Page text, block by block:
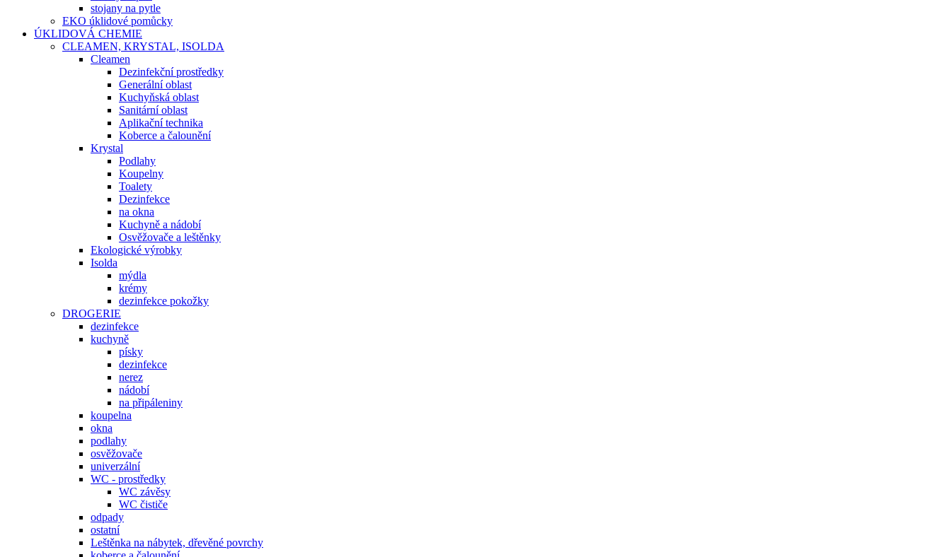
stojany na pytle
EKO úklidové pomůcky
ÚKLIDOVÁ CHEMIE
CLEAMEN, KRYSTAL, ISOLDA
Cleamen
Dezinfekční prostředky
Generální oblast
Kuchyňská oblast
Sanitární oblast
Aplikační technika
Koberce a čalounění
Krystal
Podlahy
Koupelny
Toalety
Dezinfekce
na okna
Kuchyně a nádobí
Osvěžovače a leštěnky
Ekologické výrobky
Isolda
mýdla
krémy
dezinfekce pokožky
DROGERIE
dezinfekce
kuchyně
písky
dezinfekce
nerez
nádobí
na připáleniny
koupelna
okna
podlahy
osvěžovače
univerzální
WC - prostředky
WC závěsy
WC čističe
odpady
ostatní
Leštěnka na nábytek, dřevěné povrchy